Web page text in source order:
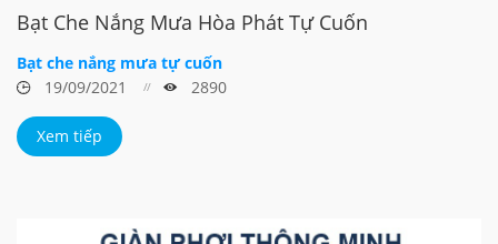
Bạt Che Nắng Mưa Hòa Phát Tự Cuốn
Bạt che nắng mưa tự cuốn
19/09/2021
2890
Xem tiếp